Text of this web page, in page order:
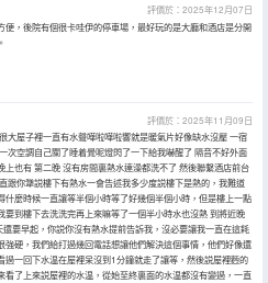
評價於：2025年12月07日
便，後院有個很卡哇伊的停車場，最好玩的是大廳和酒店是分開
評價於：2025年11月09日
大屋子裡一直有水聲嘩啦嘩啦響就是暖氣片好像缺水沒壓 一宿
次空調自己關了睡着覺呢燈閃了一下給我嚇醒了 隔音不好外面
上也有 第二晚 沒有房間裏熱水連澡都洗不了 然後聯繫酒店前台
跟你犟説樓下有熱水一會告述我多少度説樓下是熱的，我難道
什麼時候一直讓等半個小時等了好幾個半個小時，但是樓上一點
要到樓下去洗洗完再上來嘛等了一個半小時水也沒熱 到將近晚
還要早起，你説你沒有熱水提前告訴我，沒必要讓我一直在這耗
硬，我們給打過幾回電話想讓他們解決這個事情，他們好像還
過一回下水温在屋裡呆沒到1分鐘就走了讓等，然後説屋裡麪的
看了上來説屋裡的水温，從始至終裏面的水温都沒有變過，一直